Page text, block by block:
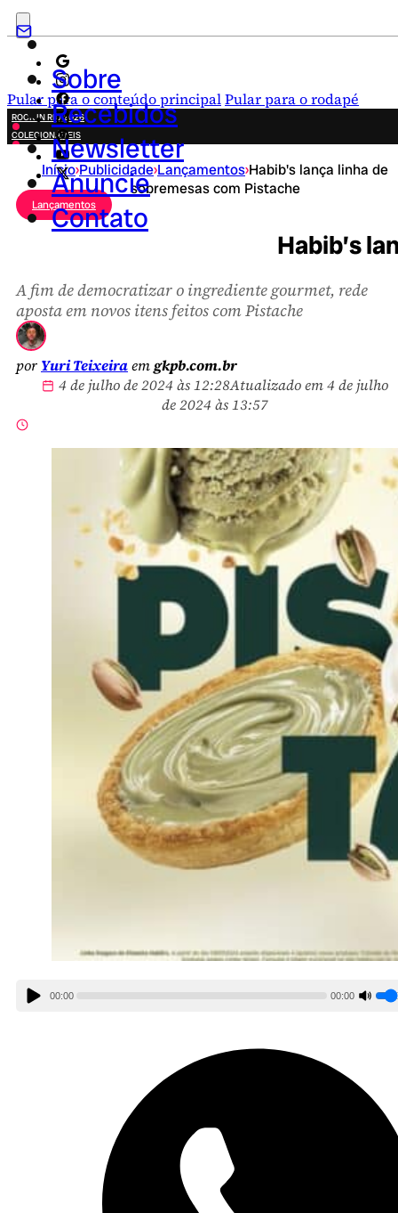
Pular para o conteúdo principalPular para o rodapé
Sobre
Recebidos
Newsletter
Anuncie
Contato
ROCK IN RIO 2026
COLECIONÁVEIS
FESTA JUNINA
NOVIDADES
CAMPANHAS CRIATIVAS
Início›Publicidade›Lançamentos›Habib's lança linha de
sobremesas com Pistache
Lançamentos
Habib’s
A fim de democratizar o ingrediente gourmet, rede
aposta em novos itens feitos com Pistache
por Yuri Teixeiraemgkpb.com.br
4 de julho de 2024 às 12:28Atualizado em 4 de julho
de 2024 às 13:57
00:00 00:00